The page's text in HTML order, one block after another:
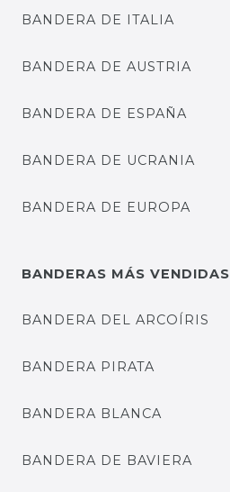
BANDERA DE ITALIA
BANDERA DE AUSTRIA
BANDERA DE ESPAÑA
BANDERA DE UCRANIA
BANDERA DE EUROPA
BANDERAS MÁS VENDIDAS
BANDERA DEL ARCOÍRIS
BANDERA PIRATA
BANDERA BLANCA
BANDERA DE BAVIERA